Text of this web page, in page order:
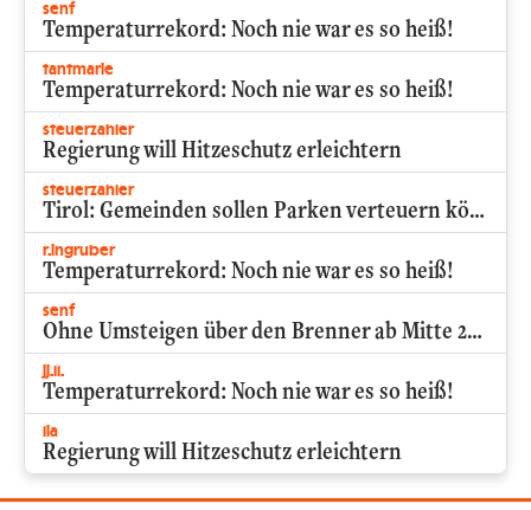
senf
Temperaturrekord: Noch nie war es so heiß!
tantmarie
Temperaturrekord: Noch nie war es so heiß!
steuerzahler
Regierung will Hitzeschutz erleichtern
steuerzahler
Tirol: Gemeinden sollen Parken verteuern können
r.ingruber
Temperaturrekord: Noch nie war es so heiß!
senf
Ohne Umsteigen über den Brenner ab Mitte 2027
jj.ll.
Temperaturrekord: Noch nie war es so heiß!
lia
Regierung will Hitzeschutz erleichtern